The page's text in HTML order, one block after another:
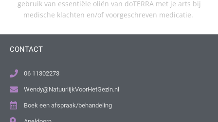
gebruik van essentiële oliën van doTERRA met je arts bij
medische klachten en/of voorgeschreven medicatie.
CONTACT
06 11302273
Wendy@NatuurlijkVoorHetGezin.nl
Boek een afspraak/behandeling